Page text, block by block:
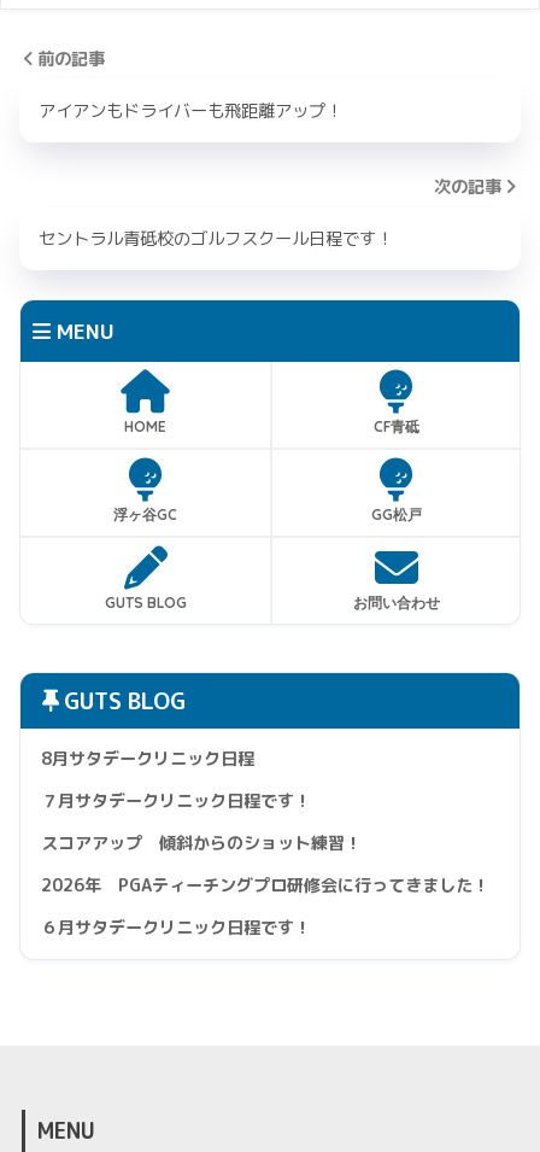
前の記事
アイアンもドライバーも飛距離アップ！
次の記事
セントラル青砥校のゴルフスクール日程です！
MENU
HOME CF青砥
浮ヶ谷GC GG松戸
GUTS BLOG お問い合わせ
GUTS BLOG
8月サタデークリニック日程
７月サタデークリニック日程です！
スコアアップ 傾斜からのショット練習！
2026年 PGAティーチングプロ研修会に行ってきました！
６月サタデークリニック日程です！
MENU